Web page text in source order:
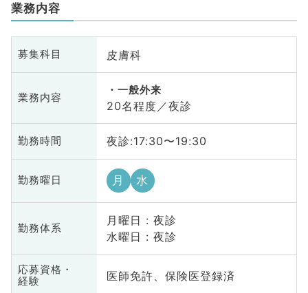
業務内容
募集科目 皮膚科
業務内容
一般外来
20名程度／夜診
勤務時間 夜診:17:30〜19:30
勤務曜日 月 水
勤務体系
月曜日 : 夜診
水曜日 : 夜診
応募資格・
経験
医師免許、保険医登録済